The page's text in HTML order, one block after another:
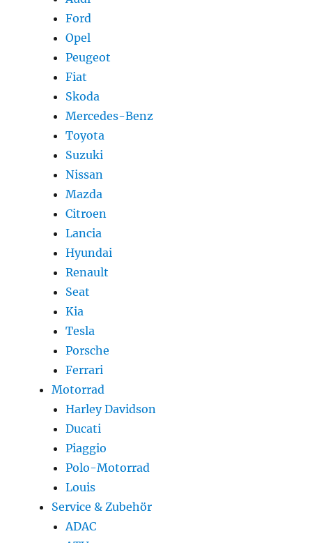
Ford
Opel
Peugeot
Fiat
Skoda
Mercedes-Benz
Toyota
Suzuki
Nissan
Mazda
Citroen
Lancia
Hyundai
Renault
Seat
Kia
Tesla
Porsche
Ferrari
Motorrad
Harley Davidson
Ducati
Piaggio
Polo-Motorrad
Louis
Service & Zubehör
ADAC